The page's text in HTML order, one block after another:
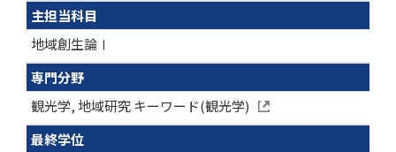
主担当科目
地域創生論Ⅰ
専門分野
観光学, 地域研究 キーワード(観光学)
最終学位